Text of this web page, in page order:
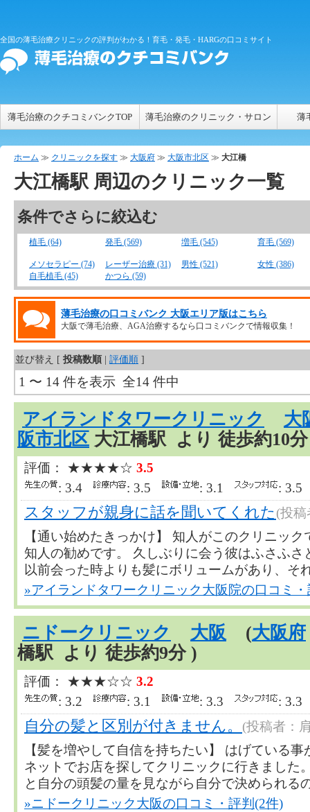
全国の薄毛治療クリニックの評判がわかる！育毛・発毛・HARGの口コミサイト
薄毛治療のクチコミバンクTOP 薄毛治療のクリニック・サロン 薄
ホーム ≫ クリニックを探す ≫ 大阪府 ≫ 大阪市北区 ≫ 大江橋
大江橋駅 周辺のクリニック一覧
条件でさらに絞込む
植毛 (64) 発毛 (569) 増毛 (545) 育毛 (569)
メソセラピー (74) レーザー治療 (31) 男性 (521)
女性 (386)
自毛植毛 (45)
かつら (59)
薄毛治療の口コミバンク 大阪エリア版はこちら
大阪で薄毛治療、AGA治療するなら口コミバンクで情報収集！
並び替え [ 投稿数順 評価順 ]
1 〜 14 件を表示 全14 件中
アイランドタワークリニック
大
阪市北区 大江橋駅 より 徒歩約10
評価： ★★★★☆ 3.5
: 3.4
: 3.5 : 3.1 :
スタッフが親身に話を聞いてくれた (投
【通い始めたきっかけ】 知人がこのクリニッ
知人の勧めです。 久しぶりに会う彼はふさふさ
以前会った時よりも髪にボリュームがあり、そ
»アイランドタワークリニック大阪院の口コミ
ニドークリニック 大阪 (大阪府
橋駅 より 徒歩約9分 )
評価： ★★★☆☆ 3.2
: 3.2
: 3.1 : 3.3 :
自分の髪と区別が付きません。
(投稿者：
【髪を増やして自信を持ちたい】 はげている
ネットでお店を探してクリニックに行きました
と自分の頭髪の量を見ながら自分で決められる
»ニドークリニック大阪の口コミ・評判(2件)